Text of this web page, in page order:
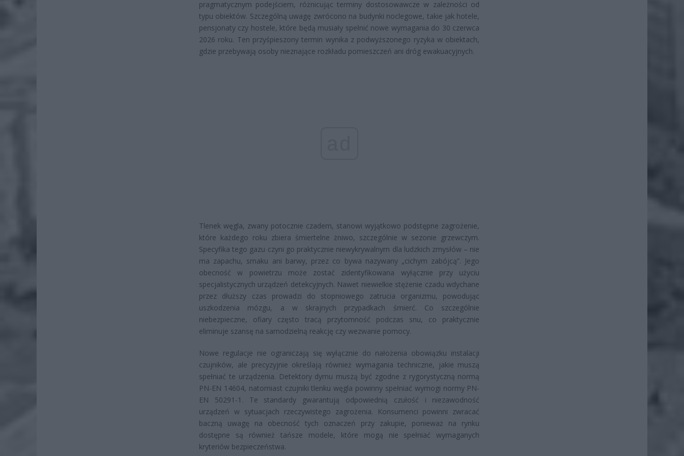
pragmatycznym podejściem, różnicując terminy dostosowawcze w zależności od
typu obiektów. Szczególną uwagę zwrócono na budynki noclegowe, takie jak hotele,
pensjonaty czy hostele, które będą musiały spełnić nowe wymagania do 30 czerwca
2026 roku. Ten przyśpieszony termin wynika z podwyższonego ryzyka w obiektach,
gdzie przebywają osoby nieznające rozkładu pomieszczeń ani dróg ewakuacyjnych.
Tlenek węgla, zwany potocznie czadem, stanowi wyjątkowo podstępne zagrożenie,
które każdego roku zbiera śmiertelne żniwo, szczególnie w sezonie grzewczym.
Specyfika tego gazu czyni go praktycznie niewykrywalnym dla ludzkich zmysłów – nie
ma zapachu, smaku ani barwy, przez co bywa nazywany „cichym zabójcą”. Jego
obecność w powietrzu może zostać zidentyfikowana wyłącznie przy użyciu
specjalistycznych urządzeń detekcyjnych. Nawet niewielkie stężenie czadu wdychane
przez dłuższy czas prowadzi do stopniowego zatrucia organizmu, powodując
uszkodzenia mózgu, a w skrajnych przypadkach śmierć. Co szczególnie
niebezpieczne, ofiary często tracą przytomność podczas snu, co praktycznie
eliminuje szansę na samodzielną reakcję czy wezwanie pomocy.
Nowe regulacje nie ograniczają się wyłącznie do nałożenia obowiązku instalacji
czujników, ale precyzyjnie określają również wymagania techniczne, jakie muszą
spełniać te urządzenia. Detektory dymu muszą być zgodne z rygorystyczną normą
PN-EN 14604, natomiast czujniki tlenku węgla powinny spełniać wymogi normy PN-
EN 50291-1. Te standardy gwarantują odpowiednią czułość i niezawodność
urządzeń w sytuacjach rzeczywistego zagrożenia. Konsumenci powinni zwracać
baczną uwagę na obecność tych oznaczeń przy zakupie, ponieważ na rynku
dostępne są również tańsze modele, które mogą nie spełniać wymaganych
kryteriów bezpieczeństwa.